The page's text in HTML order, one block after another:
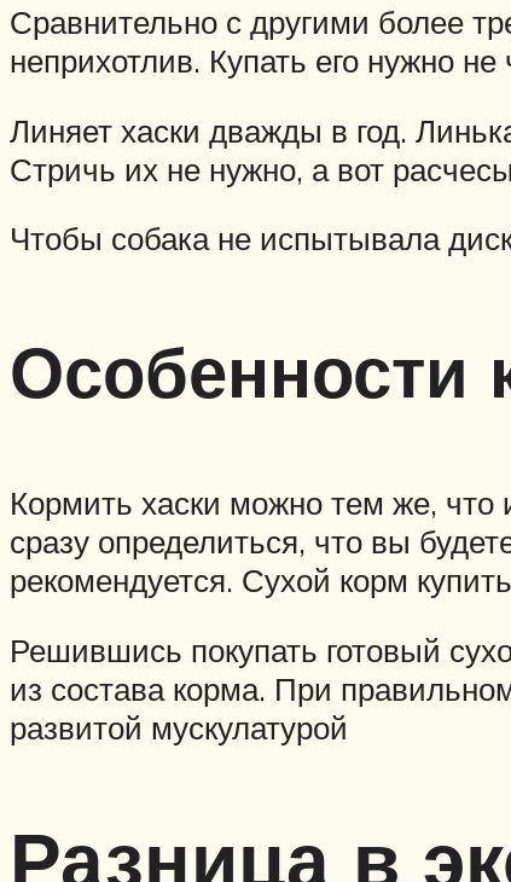
Сравнительно с другими более
неприхотлив. Купать его нужно
Линяет хаски дважды в год.
Стричь их не нужно, а вот
Чтобы собака не испытывала
Особенности
Кормить хаски можно тем же,
сразу определиться, что вы
рекомендуется. Сухой корм
Решившись покупать готовый
из состава корма. При
развитой мускулатурой
Разница в